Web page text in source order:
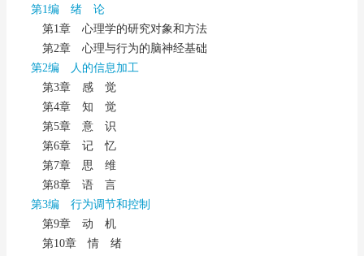
第1编 绪 论
第1章 心理学的研究对象和方法
第2章 心理与行为的脑神经基础
第2编 人的信息加工
第3章 感 觉
第4章 知 觉
第5章 意 识
第6章 记 忆
第7章 思 维
第8章 语 言
第3编 行为调节和控制
第9章 动 机
第10章 情 绪